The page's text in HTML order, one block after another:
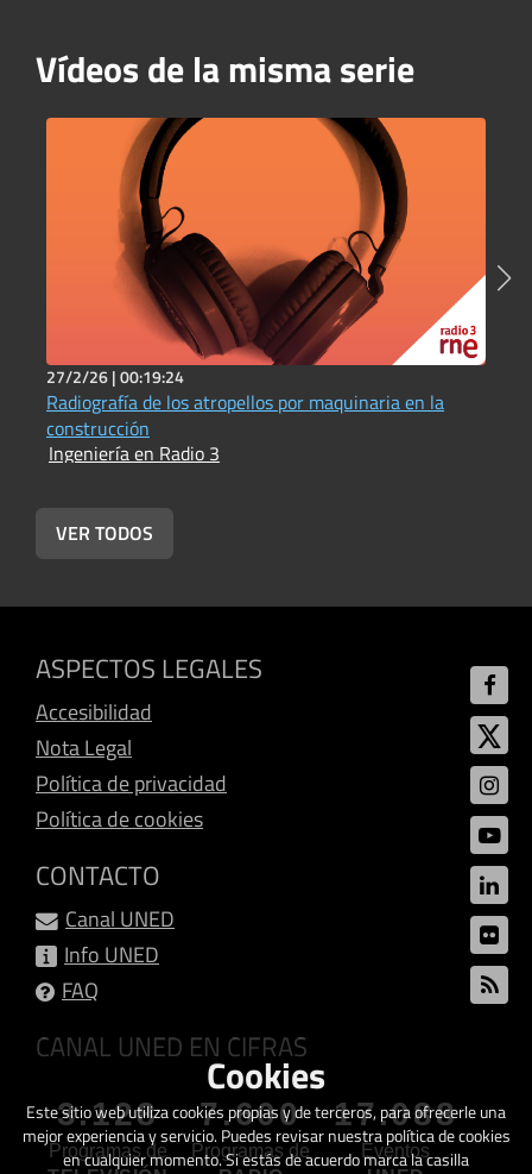
Vídeos de la misma serie
27/2/26 |00:19:24
Radiografía de los atropellos por maquinaria en la
construcción
Ingeniería en Radio 3
VER TODOS
ASPECTOS LEGALES
Accesibilidad
Nota Legal
Política de privacidad
Política de cookies
CONTACTO
Canal UNED
Info UNED
FAQ
CANAL UNED EN CIFRAS
3.128
Programas de
7.600
Programas de
17.088
Eventos
Cookies
Este sitio web utiliza cookies propias y de terceros, para ofrecerle una
mejor experiencia y servicio. Puedes revisar nuestra política de cookies
en cualquier momento. Si estás de acuerdo marca la casilla